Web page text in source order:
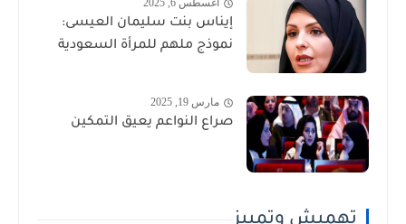
أغسطس 6, 2025
إيناس بنت سليمان العيسى:
نموذج ملهم للمرأة السعودية
مارس 19, 2025
صراع النواعم يعيق التمكين